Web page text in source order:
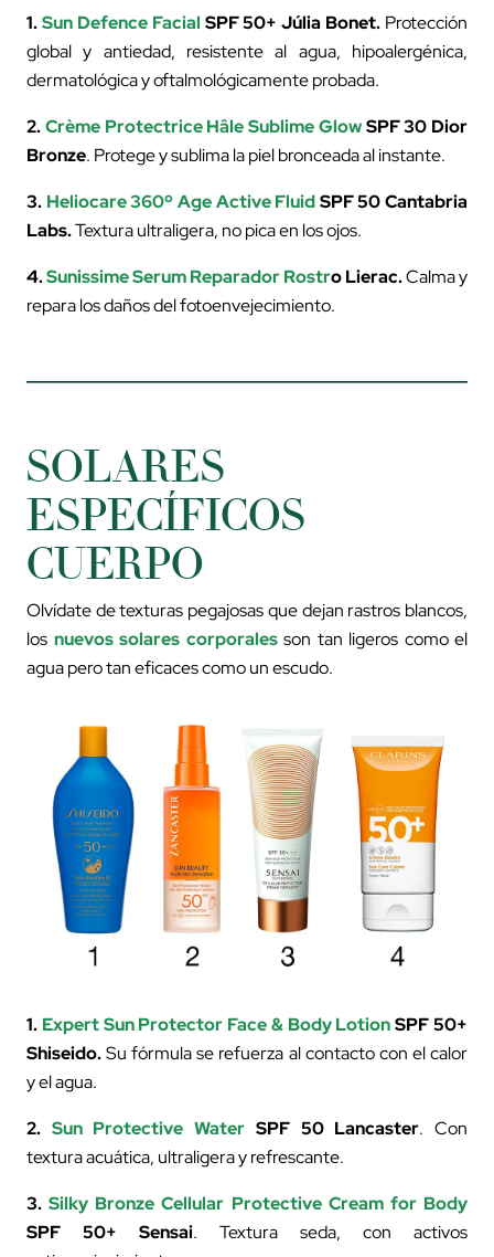
1.Sun Defence Facial SPF 50+ Júlia Bonet. Protección
global y antiedad, resistente al agua, hipoalergénica,
dermatológica y oftalmológicamente probada.
2.Crème Protectrice Hâle Sublime GlowSPF 30 Dior
Bronze. Protege y sublima la piel bronceada al instante.
3. Heliocare 360º Age Active FluidSPF 50 Cantabria
Labs.Textura ultraligera, no pica en los ojos.
4.Sunissime Serum Reparador RostroLierac.Calma y
repara los daños del fotoenvejecimiento.
SOLARES
ESPECÍFICOS
CUERPO
Olvídate de texturas pegajosas que dejan rastros blancos,
los nuevos solares corporalesson tan ligeros como el
agua pero tan eficaces como un escudo.
1. Expert Sun Protector Face & Body LotionSPF 50+
Shiseido.Su fórmula se refuerza al contacto con el calor
y el agua.
2. Sun Protective Water SPF 50 Lancaster. Con
textura acuática, ultraligera y refrescante.
3. Silky Bronze Cellular Protective Cream for Body
SPF 50+ Sensai. Textura seda, con activos